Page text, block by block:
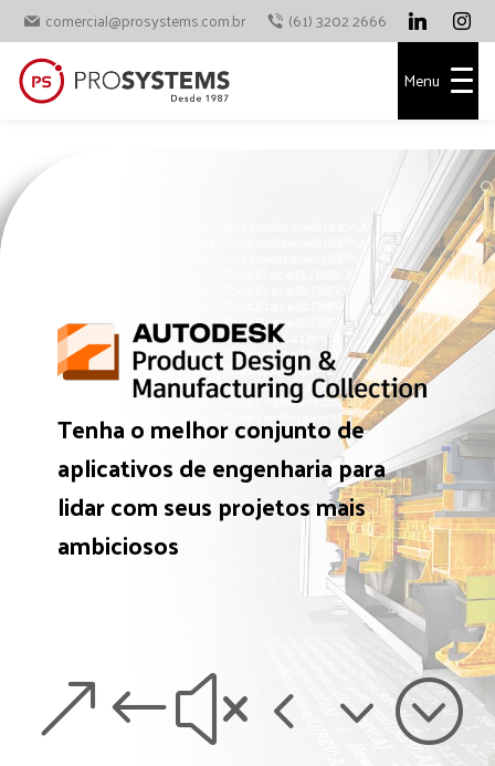
comercial@prosystems.com.br (61) 3202 2666
Menu
Tenha o melhor conjunto de
aplicativos de engenharia para
lidar com seus projetos mais
ambiciosos
&#x43;